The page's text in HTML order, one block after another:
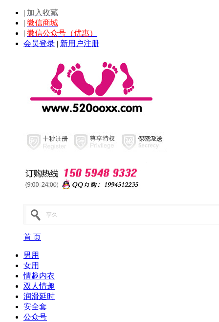
| 加入收藏
| 微信商城
| 微信公众号（优惠）
会员登录 | 新用户注册
首 页
男用
女用
情趣内衣
双人情趣
润滑延时
安全套
公众号